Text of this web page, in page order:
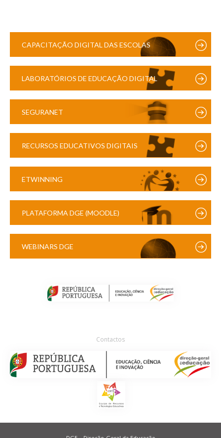
CAPACITAÇÃO DIGITAL DAS ESCOLAS
LABORATÓRIOS DE EDUCAÇÃO DIGITAL
SEGURANET
RECURSOS EDUCATIVOS DIGITAIS
ETWINNING
PLATAFORMA DGE (MOODLE)
WEBINARS DGE
Contactos